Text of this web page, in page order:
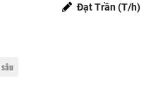
Đạt Trần (T/h)